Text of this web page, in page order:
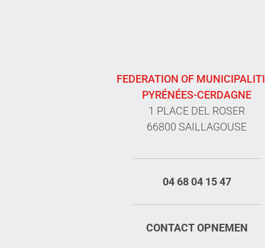
FEDERATION OF
PYRÉNÉES-CERDAGNE
1 PLACE DEL ROSER
66800 SAILLAGOUSE
04 68 04 15 47
CONTACT OPNEMEN